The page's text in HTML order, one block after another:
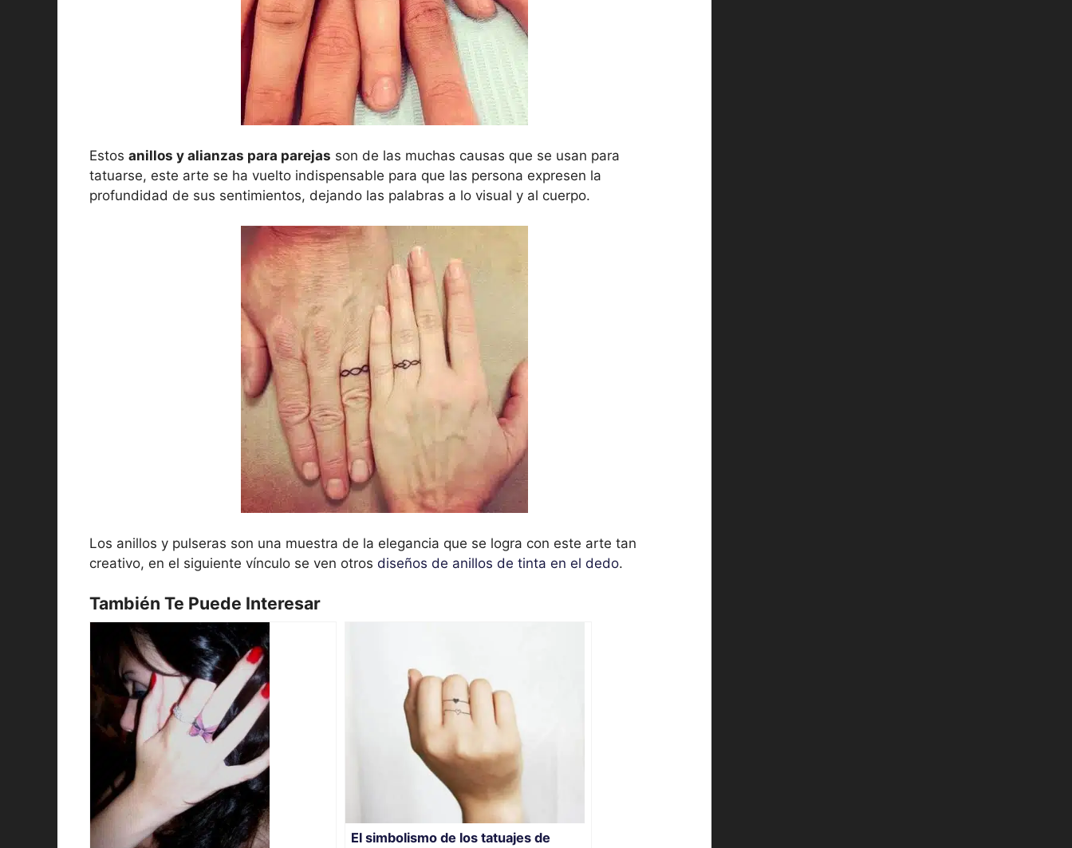
Estos anillos y alianzas para parejas son de las muchas causas que se usan para
tatuarse, este arte se ha vuelto indispensable para que las persona expresen la
profundidad de sus sentimientos, dejando las palabras a lo visual y al cuerpo.
Los anillos y pulseras son una muestra de la elegancia que se logra con este arte tan
creativo, en el siguiente vínculo se ven otros diseños de anillos de tinta en el dedo.
También Te Puede Interesar
El simbolismo de los tatuajes de